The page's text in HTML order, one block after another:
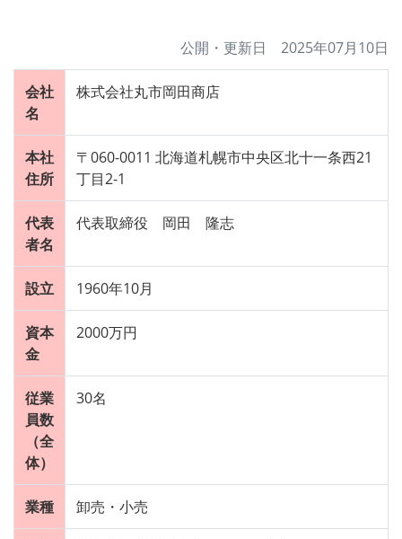
公開・更新日 2025年07月10日
会社
名
株式会社丸市岡田商店
本社
住所
〒060-0011 北海道札幌市中央区北十一条西21
丁目2-1
代表
者名
代表取締役 岡田 隆志
設立 1960年10月
資本
金
2000万円
従業
員数
（全
体）
30名
業種 卸売・小売